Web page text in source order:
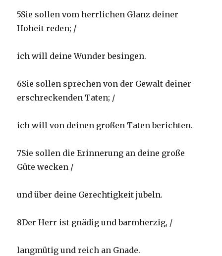
5Sie sollen vom herrlichen Glanz deiner
Hoheit reden; /
ich will deine Wunder besingen.
6Sie sollen sprechen von der Gewalt deiner
erschreckenden Taten; /
ich will von deinen großen Taten berichten.
7Sie sollen die Erinnerung an deine große
Güte wecken /
und über deine Gerechtigkeit jubeln.
8Der Herr ist gnädig und barmherzig, /
langmütig und reich an Gnade.